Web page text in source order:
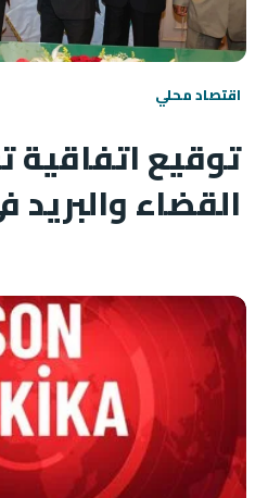
اقتصاد محلي
توقيع اتفاقية
القضاء